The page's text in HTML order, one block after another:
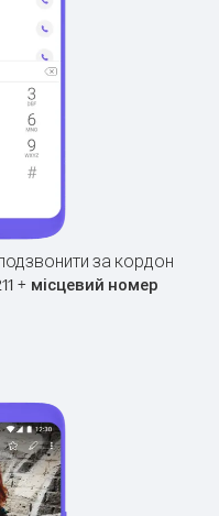
за кордон
+ місцевий номер